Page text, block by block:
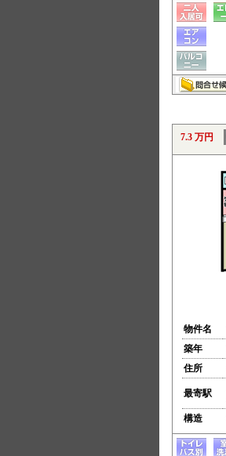
7.3 万円
物件名
築年
住所
最寄駅
構造